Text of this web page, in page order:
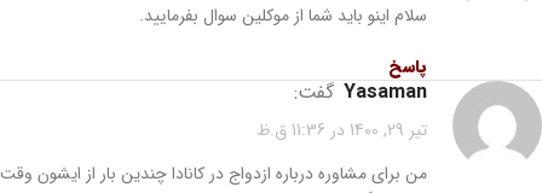
سلام اینو باید شما از موکلین سوال بفرمایید.
پاسخ
yasaman گفت:
تیر 29, 1400 در 11:36 ق.ظ
من برای مشاوره درباره ازدواج در کانادا چندین بار از ایشون وقت